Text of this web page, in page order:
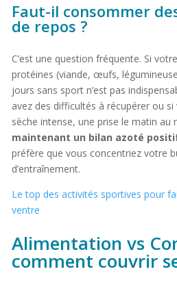
Faut-il consommer
de repos ?
C’est une question fréquente. Si
protéines (viande, œufs,
jours sans sport n’est pas
avez des difficultés à récupérer ou
sèche intense, une prise le matin au
maintenant un bilan azoté
préfère que vous concentriez votre
d’entraînement.
Le top des activités sportives pour
ventre
Alimentation vs
comment couvrir